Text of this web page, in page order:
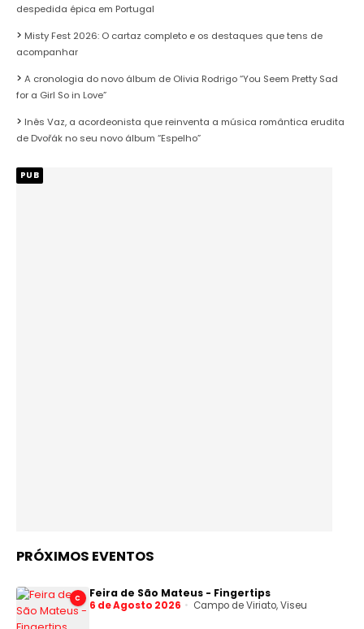
despedida épica em Portugal
Misty Fest 2026: O cartaz completo e os destaques que tens de
acompanhar
A cronologia do novo álbum de Olivia Rodrigo “You Seem Pretty Sad
for a Girl So in Love”
Inês Vaz, a acordeonista que reinventa a música romântica erudita
de Dvořák no seu novo álbum “Espelho”
PUB
PRÓXIMOS EVENTOS
C Feira de São Mateus - Fingertips
6 de Agosto 2026 Campo de Viriato, Viseu